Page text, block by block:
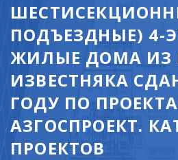
ПОДЪЕЗДНЫЕ) 4-
ЖИЛЫЕ ДОМА ИЗ
ИЗВЕСТНЯКА
ГОДУ ПО
АЗГОСПРОЕКТ.
ПРОЕКТОВ